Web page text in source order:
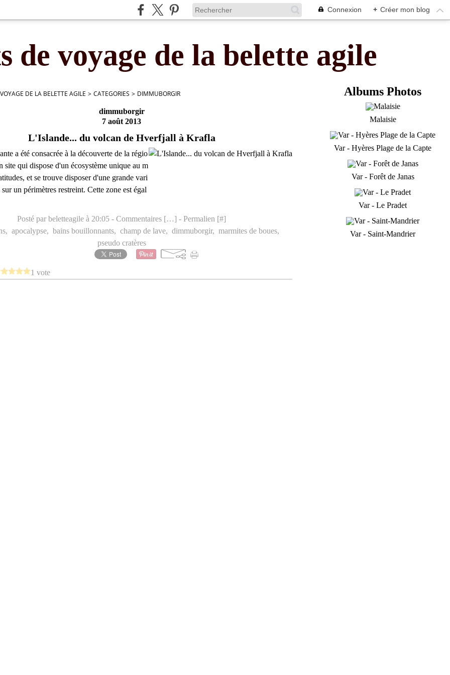
Connexion + Créer mon blog
de voyage de la belette agile
DE LA BELETTE AGILE > CATEGORIES > DIMMUBORGIR
dimmuborgir
7 août 2013
L'Islande... du volcan de Hverfjall à Krafla
a été consacrée à la découverte de la régio
site qui dispose d'un écosystème unique au m
et se trouve disposer d'une grande vari
sur un périmètres restreint. Cette zone est égal
Posté par beletteagile à 20:05 - Commentaires […] - Permalien [#]
, apocalypse, bains bouillonnants, champ de lave, dimmuborgir, marmites de boues,
pseudo cratères
1 vote
Albums Photos
Malaisie
Var - Hyères Plage de la Capte
Var - Forêt de Janas
Var - Le Pradet
Var - Saint-Mandrier